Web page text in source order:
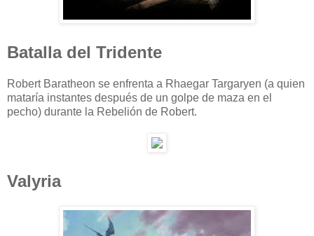
Batalla del Tridente
Robert Baratheon se enfrenta a Rhaegar Targaryen (a quien
mataría instantes después de un golpe de maza en el
pecho) durante la Rebelión de Robert.
Valyria